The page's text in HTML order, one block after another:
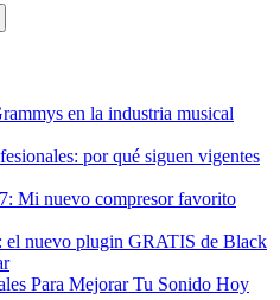
en la industria musical
por qué siguen vigentes
Mi nuevo compresor favorito
el nuevo plugin GRATIS de Black
Para Mejorar Tu Sonido Hoy